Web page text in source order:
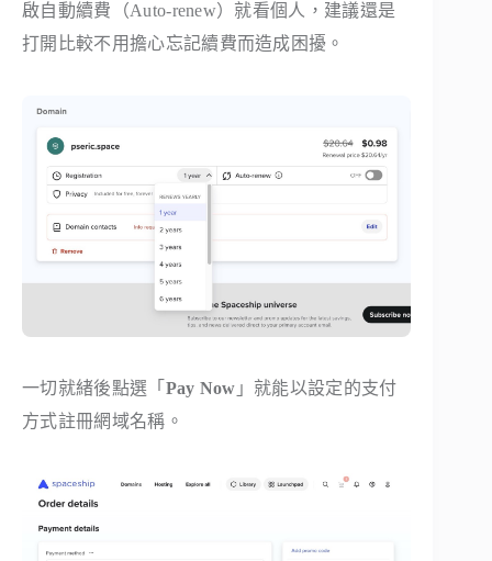
啟自動續費（Auto-renew）就看個人，建議還是
打開比較不用擔心忘記續費而造成困擾。
一切就緒後點選「 Pay Now 」就能以設定的支付
方式註冊網域名稱。